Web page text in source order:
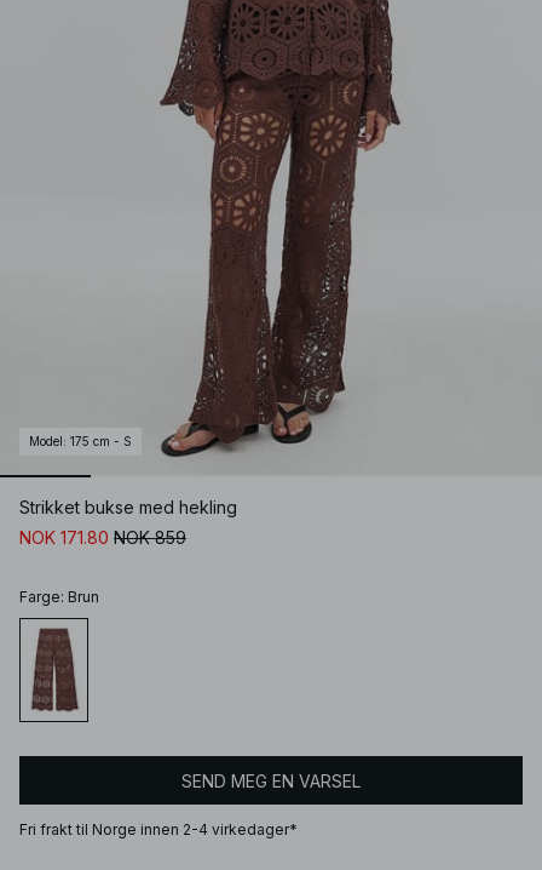
Model : 175 cm - S
Strikket bukse med hekling
NOK 171.80 NOK 859
Farge: Brun
SEND MEG EN VARSEL
Fri frakt til Norge innen 2-4 virkedager*